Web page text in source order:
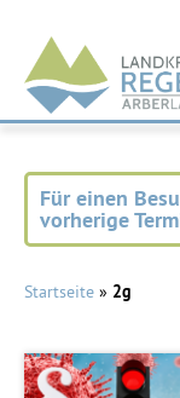
Landkreis
Regen
Für einen
vorherige
Startseite » 2g